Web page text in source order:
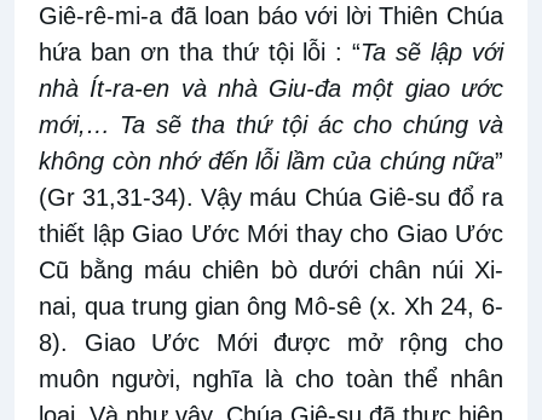
Giê-rê-mi-a đã loan báo với lời Thiên Chúa
hứa ban ơn tha thứ tội lỗi : “Ta sẽ lập với
nhà Ít-ra-en và nhà Giu-đa một giao ước
mới,… Ta sẽ tha thứ tội ác cho chúng và
không còn nhớ đến lỗi lầm của chúng nữa”
(Gr 31,31-34). Vậy máu Chúa Giê-su đổ ra
thiết lập Giao Ước Mới thay cho Giao Ước
Cũ bằng máu chiên bò dưới chân núi Xi-
nai, qua trung gian ông Mô-sê (x. Xh 24, 6-
8). Giao Ước Mới được mở rộng cho
muôn người, nghĩa là cho toàn thể nhân